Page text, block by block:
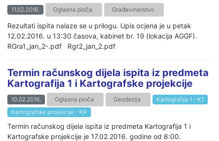
11.02.2016. Oglasna ploča Građevinarstvo
Rezultati ispita nalaze se u prilogu. Upis ocjena je u petak
12.02.2016. u 13:30 časova, kabinet br. 19 (lokacija AGGF).
RGra1_jan_2-.pdf Rgr2_jan_2.pdf
Termin računskog dijela ispita iz predmeta
Kartografija 1 i Kartografske projekcije
10.02.2016. Oglasna ploča Geodezija
Kartografija 1 - K1
Kartografske projekcije - KP
Termin računskog dijela ispita iz predmeta Kartografija 1 i
Kartografske projekcije je 17.02.2016. godine od 8:00.